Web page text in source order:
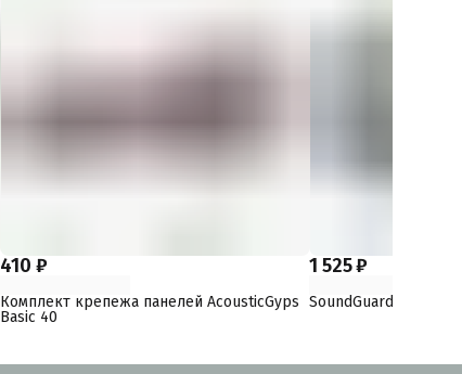
410 ₽
Комплект крепежа панелей AcousticGyps
Basic 40
1 525 ₽
SoundGuard